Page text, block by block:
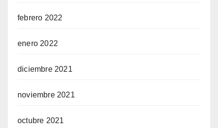
febrero 2022
enero 2022
diciembre 2021
noviembre 2021
octubre 2021